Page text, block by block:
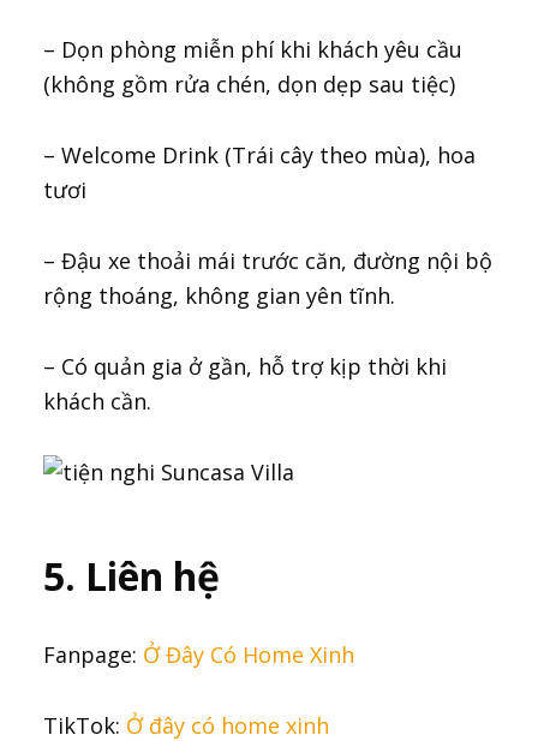
– Dọn phòng miễn phí khi khách yêu cầu
(không gồm rửa chén, dọn dẹp sau tiệc)
– Welcome Drink (Trái cây theo mùa), hoa
tươi
– Đậu xe thoải mái trước căn, đường nội bộ
rộng thoáng, không gian yên tĩnh.
– Có quản gia ở gần, hỗ trợ kịp thời khi
khách cần.
5. Liên hệ
Fanpage: Ở Đây Có Home Xinh
TikTok: Ở đây có home xinh